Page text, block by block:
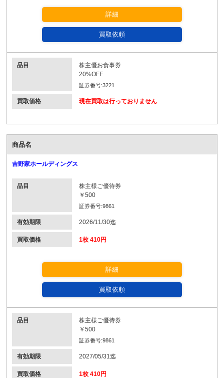
詳細
買取依頼
品目
株主優お食事券
20%OFF
証券番号:3221
買取価格 現在買取は行っておりません
商品名
吉野家ホールディングス
品目
株主様ご優待券
￥500
証券番号:9861
有効期限 2026/11/30迄
買取価格 1枚 410円
詳細
買取依頼
品目
株主様ご優待券
￥500
証券番号:9861
有効期限 2027/05/31迄
買取価格 1枚 410円